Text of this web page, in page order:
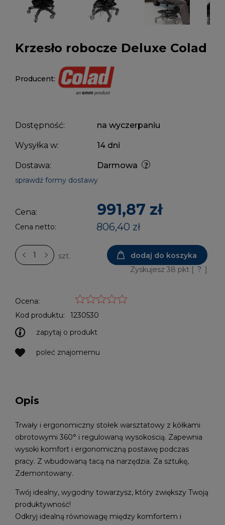
Krzesło robocze Deluxe Colad
Producent:
Dostępność: na wyczerpaniu
Wysyłka w: 14 dni
Dostawa: Darmowa
sprawdź formy dostawy
Cena: 991,87 zł
Cena netto: 806,40 zł
szt.
dodaj do koszyka
Zyskujesz38 pkt [ ? ]
Ocena:
Kod produktu:
1230530
zapytaj o produkt
poleć znajomemu
Opis
Trwały i ergonomiczny stołek warsztatowy z kółkami
obrotowymi 360° i regulowaną wysokością. Zapewnia
wysoki komfort i ergonomiczną postawę podczas
pracy. Z wbudowaną tacą na narzędzia. Za sztukę,
Zdemontowany.
Twój idealny, wygodny towarzysz, który zwiększy Twoją
produktywność!
Odkryj idealną równowagę między komfortem i